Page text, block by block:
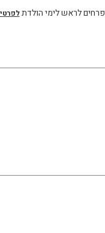
פרחים לראש לימי הולדת